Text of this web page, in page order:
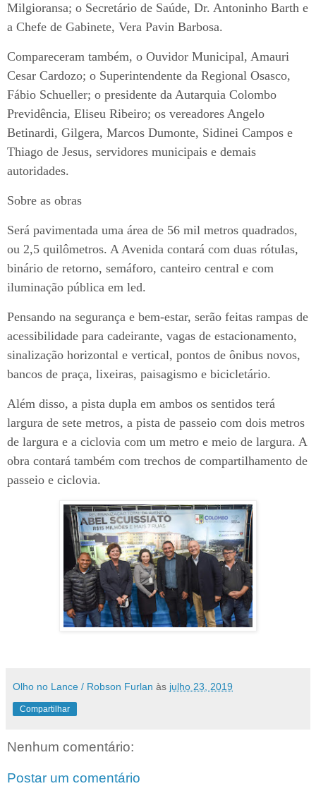
Milgioransa; o Secretário de Saúde, Dr. Antoninho Barth e
a Chefe de Gabinete, Vera Pavin Barbosa.
Compareceram também, o Ouvidor Municipal, Amauri
Cesar Cardozo; o Superintendente da Regional Osasco,
Fábio Schueller; o presidente da Autarquia Colombo
Previdência, Eliseu Ribeiro; os vereadores Angelo
Betinardi, Gilgera, Marcos Dumonte, Sidinei Campos e
Thiago de Jesus, servidores municipais e demais
autoridades.
Sobre as obras
Será pavimentada uma área de 56 mil metros quadrados,
ou 2,5 quilômetros. A Avenida contará com duas rótulas,
binário de retorno, semáforo, canteiro central e com
iluminação pública em led.
Pensando na segurança e bem-estar, serão feitas rampas de
acessibilidade para cadeirante, vagas de estacionamento,
sinalização horizontal e vertical, pontos de ônibus novos,
bancos de praça, lixeiras, paisagismo e bicicletário.
Além disso, a pista dupla em ambos os sentidos terá
largura de sete metros, a pista de passeio com dois metros
de largura e a ciclovia com um metro e meio de largura. A
obra contará também com trechos de compartilhamento de
passeio e ciclovia.
Olho no Lance / Robson Furlan às julho 23, 2019
Compartilhar
Nenhum comentário:
Postar um comentário